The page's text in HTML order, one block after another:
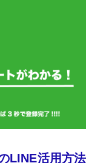
LINE活用方法